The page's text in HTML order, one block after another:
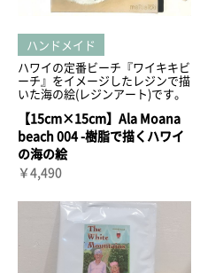
ハンドメイド
ハワイの定番ビーチ『ワイキキビ
ーチ』をイメージしたレジンで描
いた海の絵(レジンアート)です。
【15cm×15cm】Ala Moana
beach 004 -樹脂で描くハワイ
の海の絵
￥4,490